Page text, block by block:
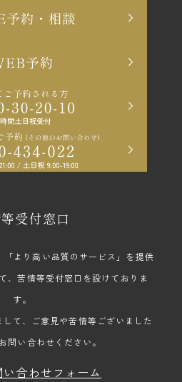
受付窓口
より高い品質のサービス」を提供
、苦情等受付窓口を設けておりま
す。
て、ご意見や苦情等ございました
問い合わせください。
合わせフォーム